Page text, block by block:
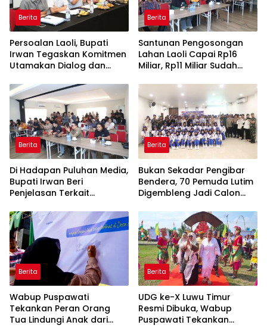
Berita
Persoalan Laoli, Bupati
Irwan Tegaskan Komitmen
Utamakan Dialog dan
Berita
Santunan Pengosongan
Lahan Laoli Capai Rp16
Miliar, Rp11 Miliar Sudah
Berita
Di Hadapan Puluhan Media,
Bupati Irwan Beri
Penjelasan Terkait
Berita
‎Bukan Sekadar Pengibar
Bendera, 70 Pemuda Lutim
Digembleng Jadi Calon
Berita
Wabup Puspawati
Tekankan Peran Orang
Tua Lindungi Anak dari
Berita
UDG ke-X Luwu Timur
Resmi Dibuka, Wabup
Puspawati Tekankan